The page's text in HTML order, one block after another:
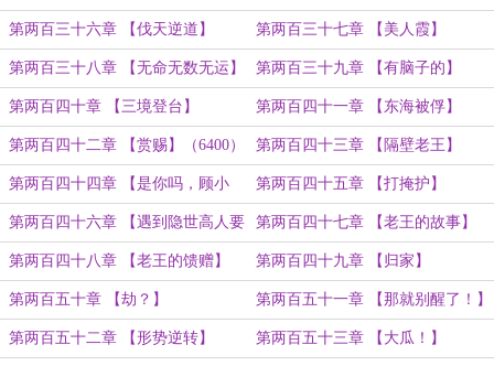
第两百三十六章 【伐天逆道】 第两百三十七章 【美人霞】
（6800）
第两百三十八章 【无命无数无运】
（6000）
第两百三十九章 【有脑子的】
第两百四十章 【三境登台】 第两百四十一章 【东海被俘】
（7400）
第两百四十二章 【赏赐】（6400） 第两百四十三章 【隔壁老王】
第两百四十四章 【是你吗，顾小
娘？】（6200）
第两百四十五章 【打掩护】
（6700）
第两百四十六章 【遇到隐世高人要
舔！】
第两百四十七章 【老王的故事】
（6200）
第两百四十八章 【老王的馈赠】
（6300）
第两百四十九章 【归家】
第两百五十章 【劫？】 第两百五十一章 【那就别醒了！】
（6000）
第两百五十二章 【形势逆转】 第两百五十三章 【大瓜！】